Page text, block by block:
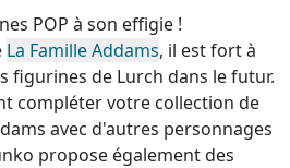
POP à son effigie !
La Famille Addams, il est fort à
figurines de Lurch dans le futur.
compléter votre collection de
avec d'autres personnages
propose également des